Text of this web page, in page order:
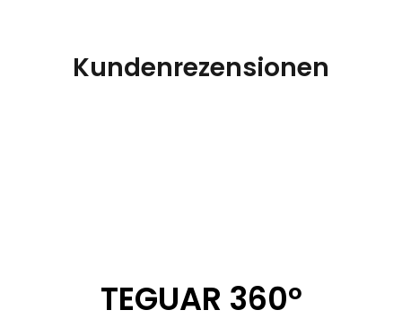
Kundenrezensionen
TEGUAR 360º